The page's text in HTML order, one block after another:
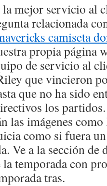
la mejor servicio al
relacionada
camiseta
propia página
de servicio al
que vincieron
que no ha sido
los
las imágenes
como si fuera
Ve a la sección de
temporada con
tras.